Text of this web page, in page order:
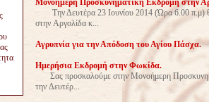
Moνοήμερη Προσκυνηματική Εκδρομή στην
Την Δευτέρα 23 Ιουνίου 2014 (Ώρα 6.00 π.μ)
στην Αργολίδα κ...
Αγρυπνία για την Απόδοση του Αγίου Πάσχα.
Ημερήσια Εκδρομή στην Φωκίδα.
Σας προσκαλούμε στην Μονοήμερη
την Δευτέρ...